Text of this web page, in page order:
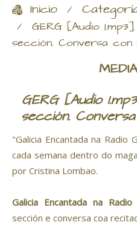
Inicio /
/ GERG [Audio
sección. Conversa con
GERG [Audio
sección.
"Galicia Encantada na
cada semana dentro do
por Cristina Lombao.
Galicia Encantada na
sección e conversa coa